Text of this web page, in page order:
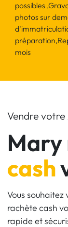
possibles
photos sur
mois
Vendre votre
Mary
cash
Vous
rachète cash
rapide et